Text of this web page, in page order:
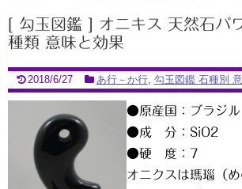
[ 勾玉図鑑 ] オニキス 天然石パ
種類 意味と効果
2018/6/27 あ行－か行, 勾玉図鑑 石種別
●原産国：ブラジ
●成 分：SiO2
●硬 度：7
オニクスは瑪瑙（